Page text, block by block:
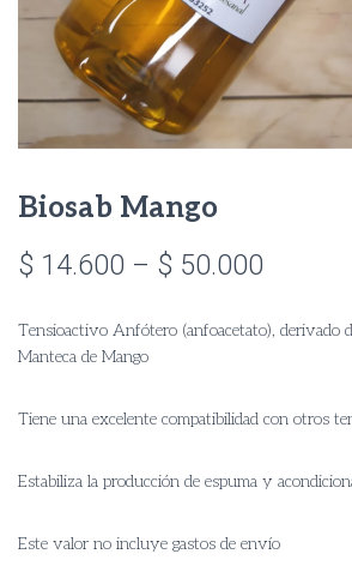
Biosab Mango
$ 14.600 – $ 50.000
Tensioactivo Anfótero (anfoacetato), derivado
Manteca de Mango
Tiene una excelente compatibilidad con otros
Estabiliza la producción de espuma y
Este valor no incluye gastos de envío